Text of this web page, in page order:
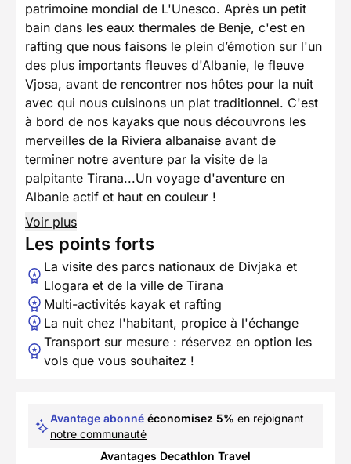
patrimoine mondial de L'Unesco. Après un petit
bain dans les eaux thermales de Benje, c'est en
rafting que nous faisons le plein d’émotion sur l'un
des plus importants fleuves d'Albanie, le fleuve
Vjosa, avant de rencontrer nos hôtes pour la nuit
avec qui nous cuisinons un plat traditionnel. C'est
à bord de nos kayaks que nous découvrons les
merveilles de la Riviera albanaise avant de
terminer notre aventure par la visite de la
palpitante Tirana...Un voyage d'aventure en
Albanie actif et haut en couleur !
Voir plus
Les points forts
La visite des parcs nationaux de Divjaka et
Llogara et de la ville de Tirana
Multi-activités kayak et rafting
La nuit chez l'habitant, propice à l'échange
Transport sur mesure : réservez en option les
vols que vous souhaitez !
Avantage abonné économisez 5% en rejoignant
notre communauté
Avantages Decathlon Travel